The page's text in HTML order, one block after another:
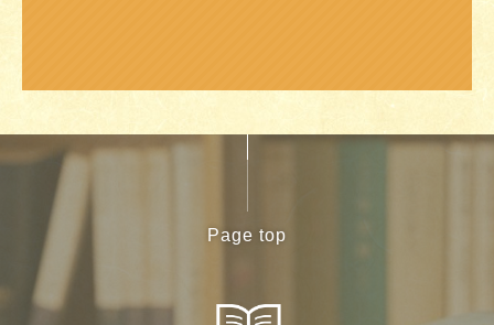
Page top